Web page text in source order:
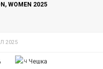
WOMEN 2025
2025
Чешка